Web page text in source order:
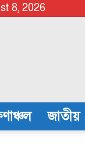
8, 2026
জাতীয়